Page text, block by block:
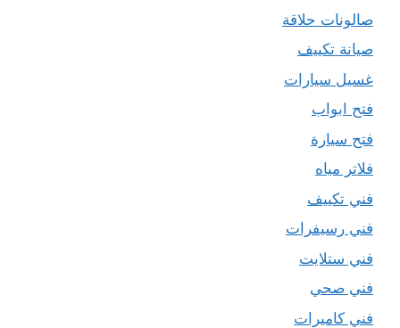
صالونات حلاقة
صيانة تكييف
غسيل سيارات
فتح ابواب
فتح سيارة
فلاتر مياه
فني تكييف
فني رسيفرات
فني ستلايت
فني صحي
فني كاميرات